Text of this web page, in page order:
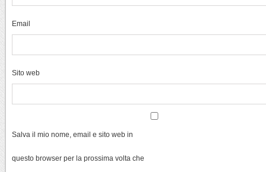
Email
Sito web
Salva il mio nome, email e sito web in
questo browser per la prossima volta che